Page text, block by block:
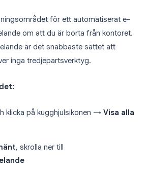
för ett automatiserat e-
om att du är borta från kontoret.
är det snabbaste sättet att
inga tredjepartsverktyg.
klicka på kugghjulsikonen → Visa alla
, skrolla ner till